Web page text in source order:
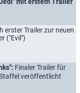
erster Trailer zur neuen
("Evil")
Finaler Trailer für
veröffentlicht